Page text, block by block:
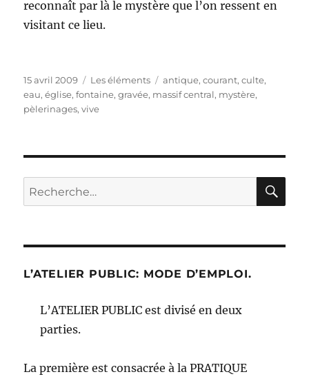
reconnaît par là le mystère que l’on ressent en
visitant ce lieu.
Publié
le
15 avril 2009 Catégories
Les éléments Étiquettes
antique,courant,culte,
eau,église,fontaine,gravée, massif central, mystère,
pèlerinages,vive
Recherche
pour :
L’ATELIER PUBLIC: MODE D’EMPLOI.
L’ATELIER PUBLIC est divisé en deux
parties.
La première est consacrée à la PRATIQUE